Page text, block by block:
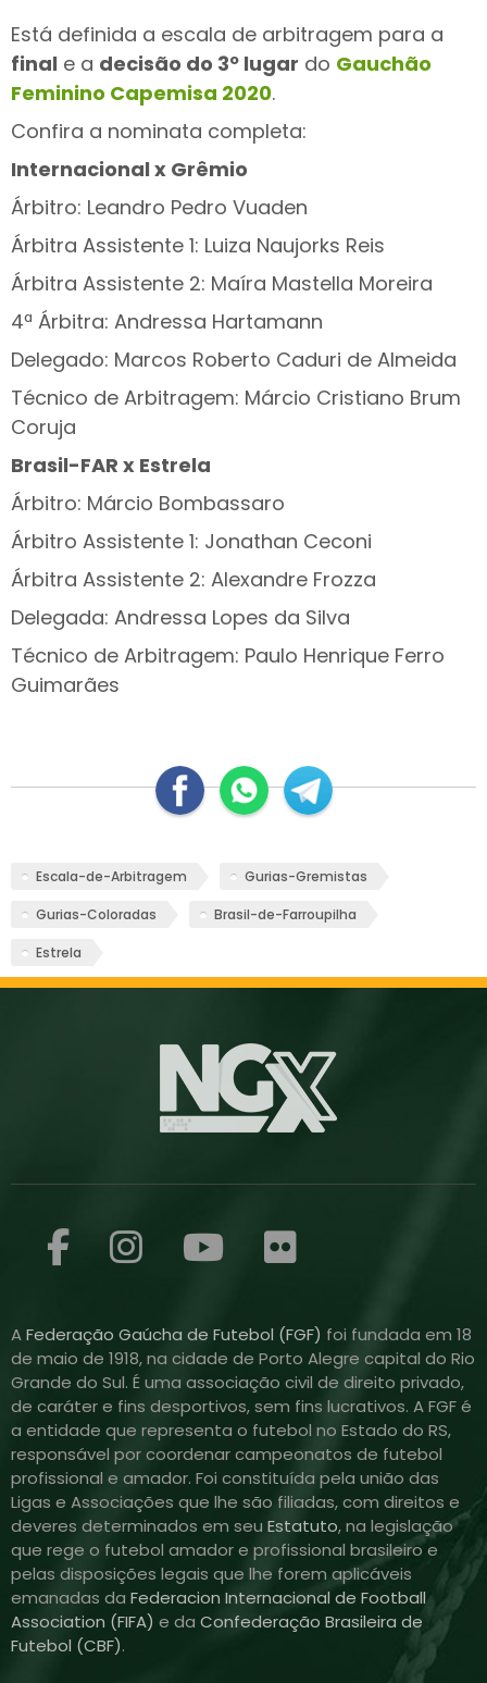
Está definida a escala de arbitragem para a
final e a decisão do 3º lugar do Gauchão
Feminino Capemisa 2020.
Confira a nominata completa:
Internacional x Grêmio
Árbitro: Leandro Pedro Vuaden
Árbitra Assistente 1: Luiza Naujorks Reis
Árbitra Assistente 2: Maíra Mastella Moreira
4ª Árbitra: Andressa Hartamann
Delegado: Marcos Roberto Caduri de Almeida
Técnico de Arbitragem: Márcio Cristiano Brum
Coruja
Brasil-FAR x Estrela
Árbitro: Márcio Bombassaro
Árbitro Assistente 1: Jonathan Ceconi
Árbitra Assistente 2: Alexandre Frozza
Delegada: Andressa Lopes da Silva
Técnico de Arbitragem: Paulo Henrique Ferro
Guimarães
Escala-de-Arbitragem Gurias-Gremistas
Gurias-Coloradas Brasil-de-Farroupilha
Estrela
AFederação Gaúcha de Futebol (FGF) foi fundada em 18
de maio de 1918, na cidade de Porto Alegre capital do Rio
Grande do Sul. É uma associação civil de direito privado,
de caráter e fins desportivos, sem fins lucrativos. A FGF é
a entidade que representa o futebol no Estado do RS,
responsável por coordenar campeonatos de futebol
profissional e amador. Foi constituída pela união das
Ligas e Associações que lhe são filiadas, com direitos e
deveres determinados em seu Estatuto, na legislação
que rege o futebol amador e profissional brasileiro e
pelas disposições legais que lhe forem aplicáveis
emanadas da Federacion Internacional de Football
Association (FIFA) e da Confederação Brasileira de
Futebol (CBF).